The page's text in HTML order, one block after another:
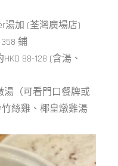
湯加 (荃灣廣場店)
鋪
88-128 (含湯、
湯（可看門口餐牌或
絲雞、椰皇燉雞湯